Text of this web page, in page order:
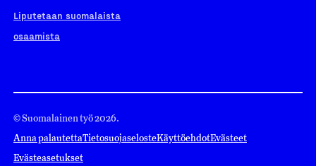
Liputetaan suomalaista
osaamista
© Suomalainen työ 2026.
Anna palautettaTietosuojaselosteKäyttöehdotEvästeet
Evästeasetukset